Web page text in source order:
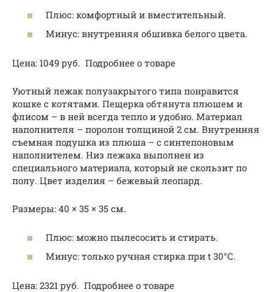
Плюс: комфортный и вместительный.
Минус: внутренняя обшивка белого цвета.
Цена: 1049 руб. Подробнее о товаре
Уютный лежак полузакрытого типа понравится
кошке с котятами. Пещерка обтянута плюшем и
флисом – в ней всегда тепло и удобно. Материал
наполнителя – поролон толщиной 2 см. Внутренняя
съемная подушка из плюша – с синтепоновым
наполнителем. Низ лежака выполнен из
специального материала, который не скользит по
полу. Цвет изделия – бежевый леопард.
Размеры: 40 × 35 × 35 см.
Плюс: можно пылесосить и стирать.
Минус: только ручная стирка при t 30°С.
Цена: 2321 руб. Подробнее о товаре